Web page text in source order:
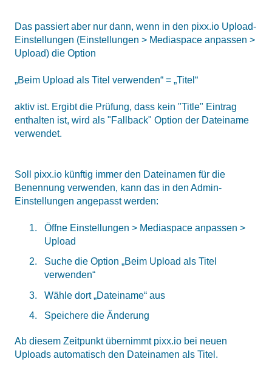
Das passiert aber nur dann, wenn in den pixx.io Upload-
Einstellungen (Einstellungen > Mediaspace anpassen >
Upload) die Option
„Beim Upload als Titel verwenden“ = „Titel“
aktiv ist. Ergibt die Prüfung, dass kein "Title" Eintrag
enthalten ist, wird als "Fallback" Option der Dateiname
verwendet.
Soll pixx.io künftig immer den Dateinamen für die
Benennung verwenden, kann das in den Admin-
Einstellungen angepasst werden:
Öffne Einstellungen > Mediaspace anpassen >
Upload
Suche die Option „Beim Upload als Titel
verwenden“
Wähle dort „Dateiname“ aus
Speichere die Änderung
Ab diesem Zeitpunkt übernimmt pixx.io bei neuen
Uploads automatisch den Dateinamen als Titel.